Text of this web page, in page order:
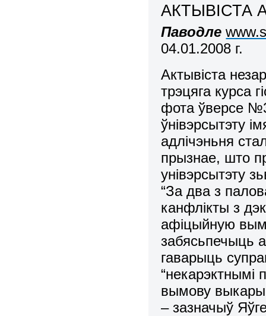
АКТЫВІСТА
Паводле
04.01.2008 г.
Актывіста
трэцяга курса
фота ўверсе
ўнівэрсытэту
адлічэньня
прызнае, што
унівэрсытэту
“За два з
канфлікты з
афіцыйную
забясьпечыць
гаварыць
“некарэктнымі
вымову
–зазначыў